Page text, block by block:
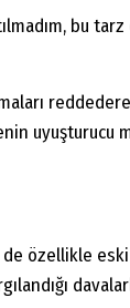
bu
de özellikle